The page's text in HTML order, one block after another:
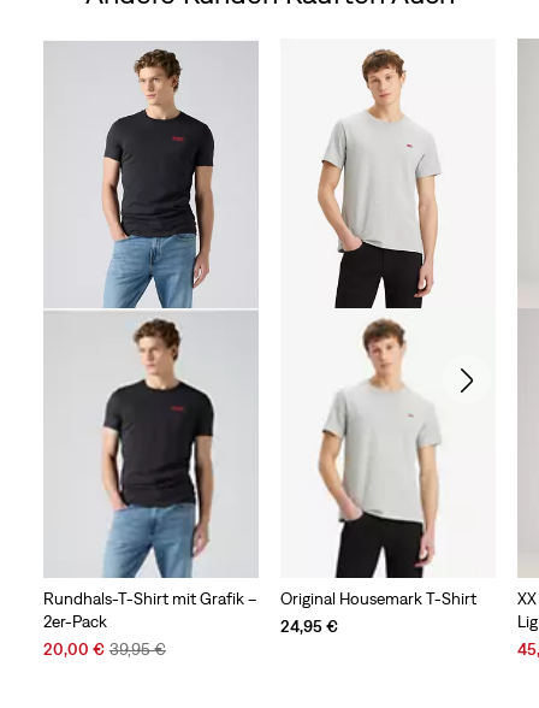
Rundhals-T-Shirt mit Grafik –
2er-Pack
Sale
20,00 €Original
39,95 €
Original Housemark T-Shirt
24,95 €